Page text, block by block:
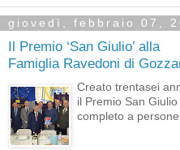
giovedì, febbraio 07,
Il Premio ‘San Giulio’ alla
Famiglia Ravedoni di
Creato trentasei
il Premio San
completo a persone